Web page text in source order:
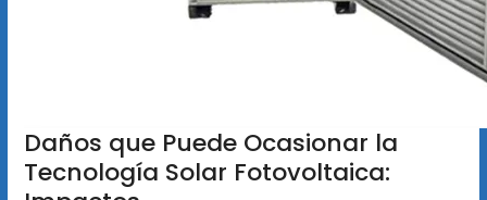
Daños que Puede Ocasionar la
Tecnología Solar Fotovoltaica: